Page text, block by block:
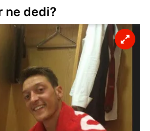
ne dedi?